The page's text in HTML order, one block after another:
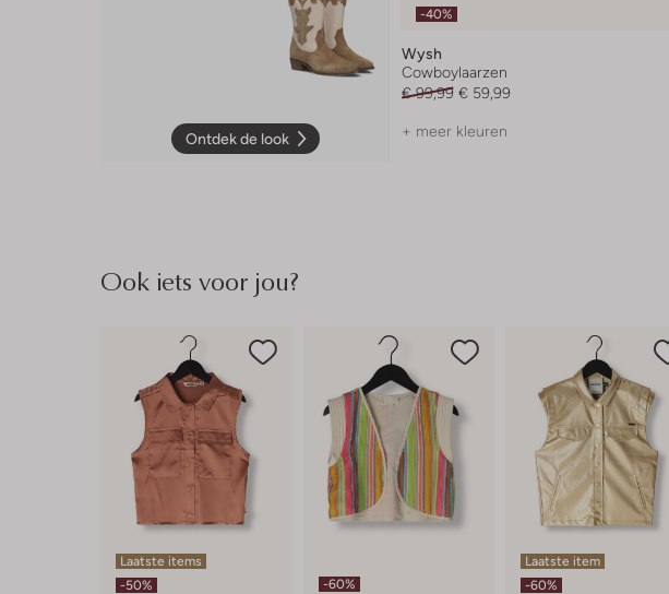
Ontdek de look
-40%
Wysh
Cowboylaarzen
€ 99,99 € 59,99
+ meer kleuren
Ook iets voor jou?
Laatste items
-50%
-60%
Laatste item
-60%